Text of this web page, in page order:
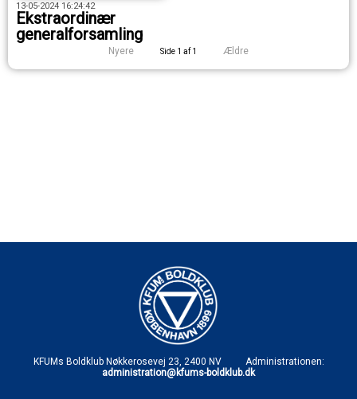
13-05-2024 16:24:42
Ekstraordinær
generalforsamling
Nyere Side 1 af 1 Ældre
KFUMs Boldklub Nøkkerosevej 23, 2400 NV Administrationen:
administration@kfums-boldklub.dk